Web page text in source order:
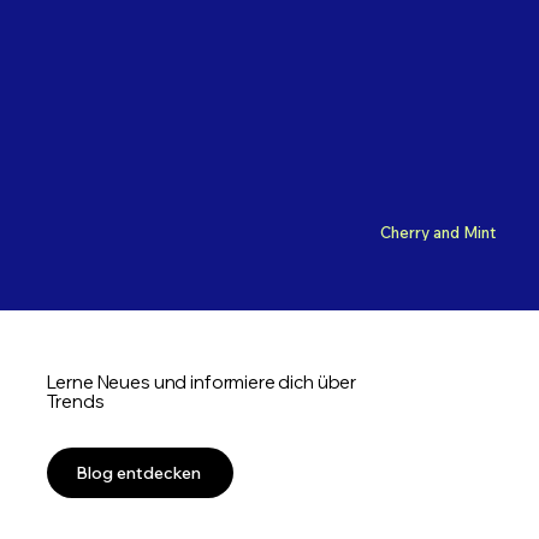
Cherry and Mint
Lerne Neues und informiere dich über
Trends
Blog entdecken